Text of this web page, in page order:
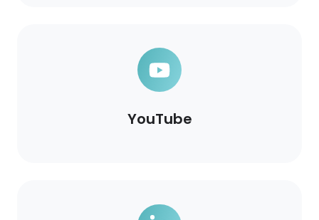
YouTube